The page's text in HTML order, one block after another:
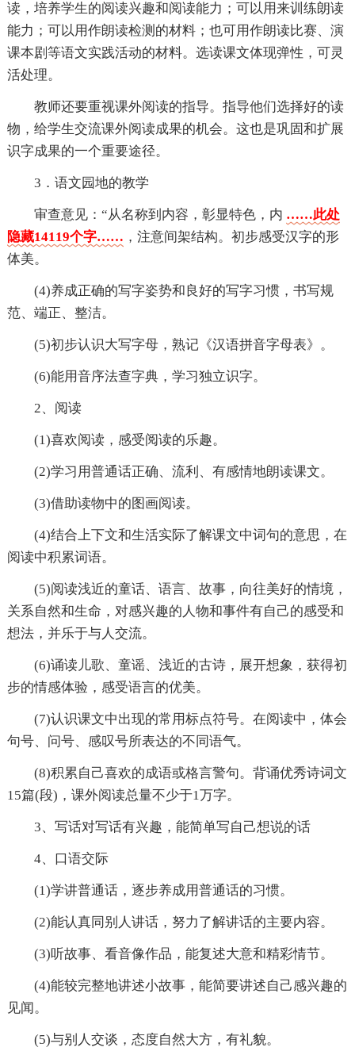
读，培养学生的阅读兴趣和阅读能力；可以用来训练朗读
能力；可以用作朗读检测的材料；也可用作朗读比赛、演
课本剧等语文实践活动的材料。选读课文体现弹性，可灵
活处理。
教师还要重视课外阅读的指导。指导他们选择好的读
物，给学生交流课外阅读成果的机会。这也是巩固和扩展
识字成果的一个重要途径。
3．语文园地的教学
审查意见：“从名称到内容，彰显特色，内 ……此处
隐藏14119个字…… ，注意间架结构。初步感受汉字的形
体美。
(4)养成正确的写字姿势和良好的写字习惯，书写规
范、端正、整洁。
(5)初步认识大写字母，熟记《汉语拼音字母表》。
(6)能用音序法查字典，学习独立识字。
2、阅读
(1)喜欢阅读，感受阅读的乐趣。
(2)学习用普通话正确、流利、有感情地朗读课文。
(3)借助读物中的图画阅读。
(4)结合上下文和生活实际了解课文中词句的意思，在
阅读中积累词语。
(5)阅读浅近的童话、语言、故事，向往美好的情境，
关系自然和生命，对感兴趣的人物和事件有自己的感受和
想法，并乐于与人交流。
(6)诵读儿歌、童谣、浅近的古诗，展开想象，获得初
步的情感体验，感受语言的优美。
(7)认识课文中出现的常用标点符号。在阅读中，体会
句号、问号、感叹号所表达的不同语气。
(8)积累自己喜欢的成语或格言警句。背诵优秀诗词文
15篇(段)，课外阅读总量不少于1万字。
3、写话对写话有兴趣，能简单写自己想说的话
4、口语交际
(1)学讲普通话，逐步养成用普通话的习惯。
(2)能认真同别人讲话，努力了解讲话的主要内容。
(3)听故事、看音像作品，能复述大意和精彩情节。
(4)能较完整地讲述小故事，能简要讲述自己感兴趣的
见闻。
(5)与别人交谈，态度自然大方，有礼貌。